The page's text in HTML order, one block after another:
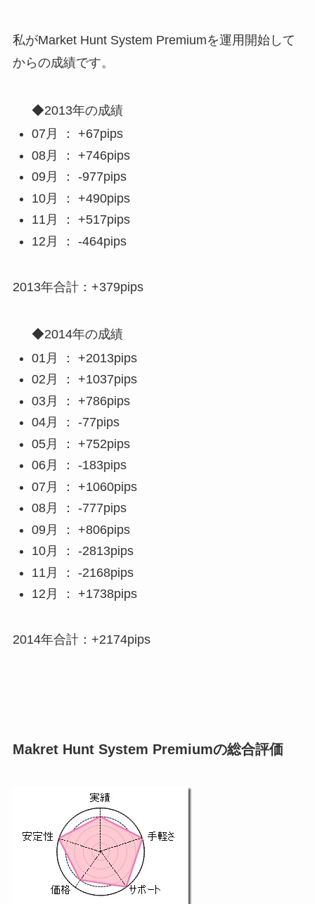
私がMarket Hunt System Premiumを運用開始して
からの成績です。
◆2013年の成績
07月 ： +67pips
08月 ： +746pips
09月 ： -977pips
10月 ： +490pips
11月 ： +517pips
12月 ： -464pips
2013年合計：+379pips
◆2014年の成績
01月 ： +2013pips
02月 ： +1037pips
03月 ： +786pips
04月 ： -77pips
05月 ： +752pips
06月 ： -183pips
07月 ： +1060pips
08月 ： -777pips
09月 ： +806pips
10月 ： -2813pips
11月 ： -2168pips
12月 ： +1738pips
2014年合計：+2174pips
Makret Hunt System Premiumの総合評価